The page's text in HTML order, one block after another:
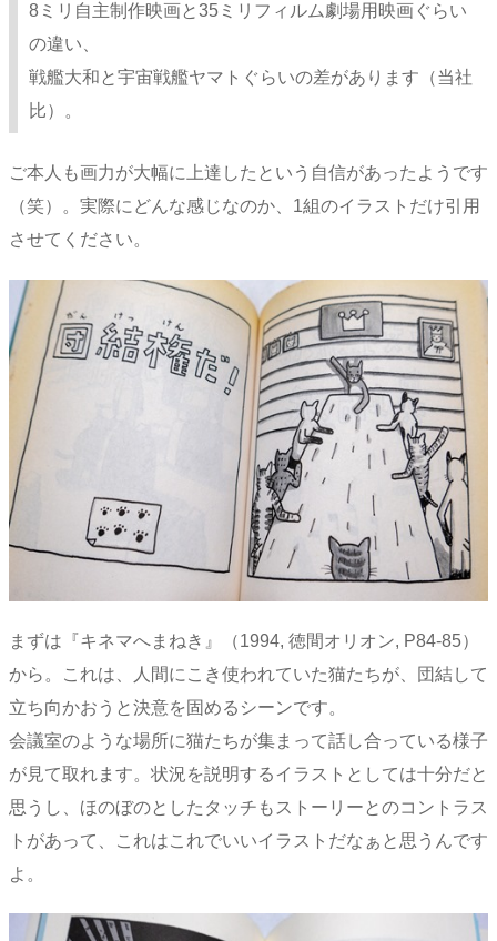
8ミリ自主制作映画と35ミリフィルム劇場用映画ぐらい
の違い、
戦艦大和と宇宙戦艦ヤマトぐらいの差があります（当社
比）。
ご本人も画力が大幅に上達したという自信があったようです
（笑）。実際にどんな感じなのか、1組のイラストだけ引用
させてください。
まずは『キネマへまねき』（1994, 徳間オリオン, P84-85）
から。これは、人間にこき使われていた猫たちが、団結して
立ち向かおうと決意を固めるシーンです。
会議室のような場所に猫たちが集まって話し合っている様子
が見て取れます。状況を説明するイラストとしては十分だと
思うし、ほのぼのとしたタッチもストーリーとのコントラス
トがあって、これはこれでいいイラストだなぁと思うんです
よ。